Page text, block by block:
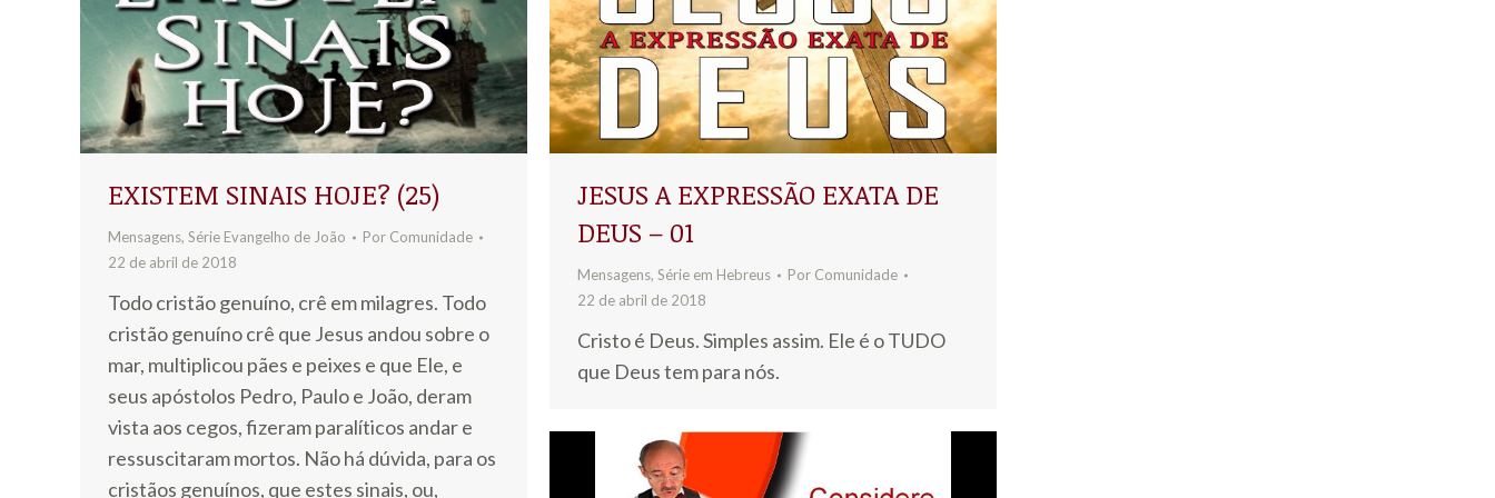
EXISTEM SINAIS HOJE? (25)
Mensagens, Série Evangelho de João Por Comunidade
22 de abril de 2018
Todo cristão genuíno, crê em milagres. Todo
cristão genuíno crê que Jesus andou sobre o
mar, multiplicou pães e peixes e que Ele, e
seus apóstolos Pedro, Paulo e João, deram
vista aos cegos, fizeram paralíticos andar e
ressuscitaram mortos. Não há dúvida, para os
cristãos genuínos, que estes sinais, ou,
JESUS A EXPRESSÃO EXATA DE
DEUS – 01
Mensagens, Série em Hebreus Por Comunidade
22 de abril de 2018
Cristo é Deus. Simples assim. Ele é o TUDO
que Deus tem para nós.